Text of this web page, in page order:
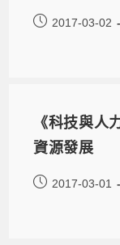
2017-03-02
《科技與人
資源發展
2017-03-01